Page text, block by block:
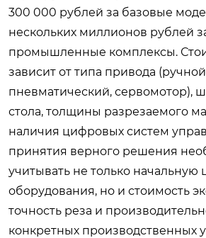
300 000 рублей за базовые
нескольких миллионов рублей
промышленные комплексы.
зависит от типа привода
пневматический, сервомотор),
стола, толщины разрезаемого
наличия цифровых систем
принятия верного решения
учитывать не только начальную
оборудования, но и стоимость
точность реза и
конкретных производственных